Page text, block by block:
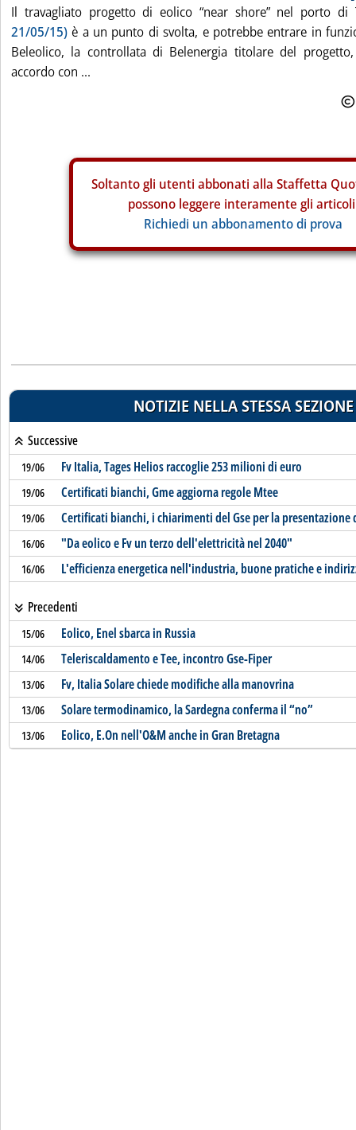
Il travagliato progetto di eolico “near shore” nel porto
21/05/15) è a un punto di svolta, e potrebbe entrare in
Beleolico, la controllata di Belenergia titolare del
accordo con ...
Soltanto gli utenti abbonati alla Staffetta
possono leggere interamente gli
Richiedi un abbonamento di prova
NOTIZIE NELLA STESSA SEZIONE
Successive
19/06 Fv Italia, Tages Helios raccoglie 253 milioni di euro
19/06 Certificati bianchi, Gme aggiorna regole Mtee
19/06 Certificati bianchi, i chiarimenti del Gse per la
16/06 "Da eolico e Fv un terzo dell'elettricità nel 2040"
16/06 L'efficienza energetica nell'industria, buone pratiche e
Precedenti
15/06 Eolico, Enel sbarca in Russia
14/06 Teleriscaldamento e Tee, incontro Gse-Fiper
13/06 Fv, Italia Solare chiede modifiche alla manovrina
13/06 Solare termodinamico, la Sardegna conferma il “no”
13/06 Eolico, E.On nell'O&M anche in Gran Bretagna